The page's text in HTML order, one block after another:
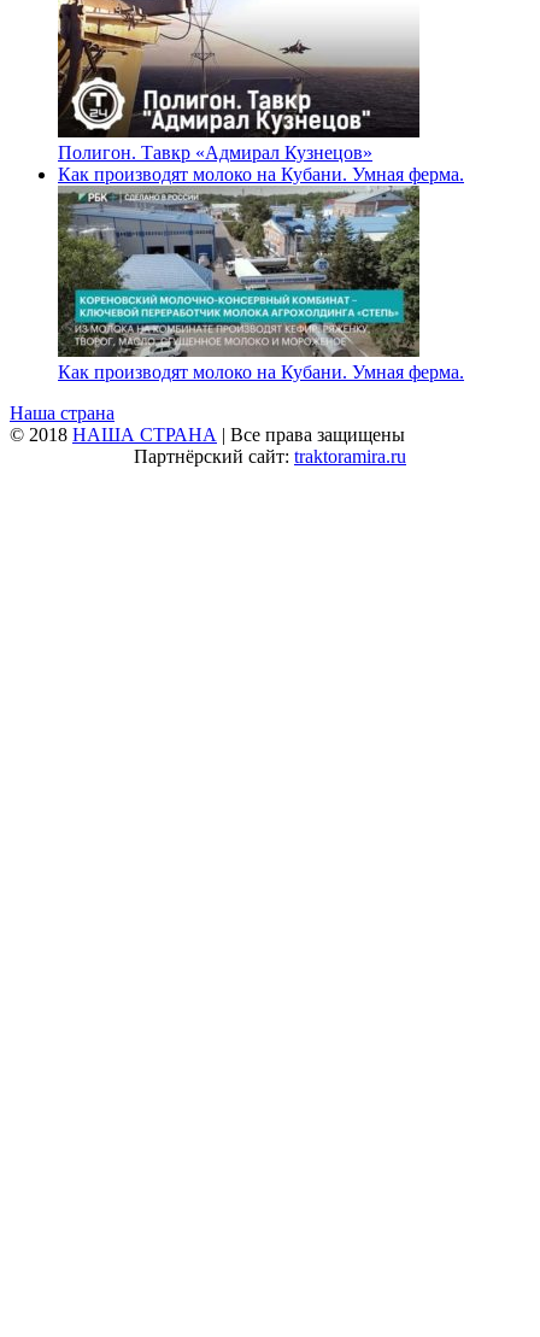
Полигон. Тавкр «Адмирал Кузнецов»
Как производят молоко на Кубани. Умная ферма.
Как производят молоко на Кубани. Умная ферма.
Наша страна
© 2018 НАША СТРАНА | Все права защищены
Партнёрский сайт: traktoramira.ru